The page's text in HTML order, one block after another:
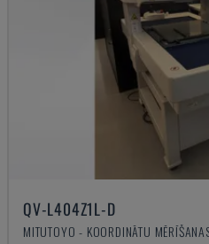
QV-L404Z1L-D
MITUTOYO - KOORDINĀTU